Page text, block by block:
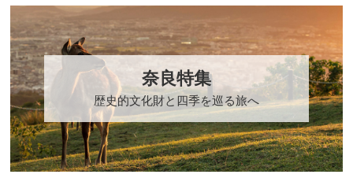
奈良特集
歴史的文化財と四季を巡る旅へ